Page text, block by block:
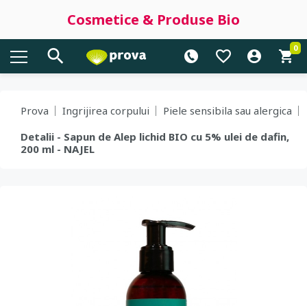
Cosmetice & Produse Bio
0
Prova Ingrijirea corpului
Piele sensibila sau alergica
Detalii - Sapun de Alep lichid BIO cu 5% ulei de dafin,
200 ml - NAJEL